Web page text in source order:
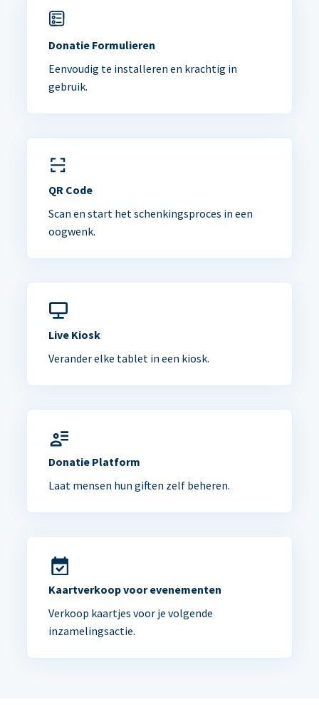
Donatie Formulieren
Eenvoudig te installeren en krachtig in
gebruik.
QR Code
Scan en start het schenkingsproces in een
oogwenk.
Live Kiosk
Verander elke tablet in een kiosk.
Donatie Platform
Laat mensen hun giften zelf beheren.
Kaartverkoop voor evenementen
Verkoop kaartjes voor je volgende
inzamelingsactie.